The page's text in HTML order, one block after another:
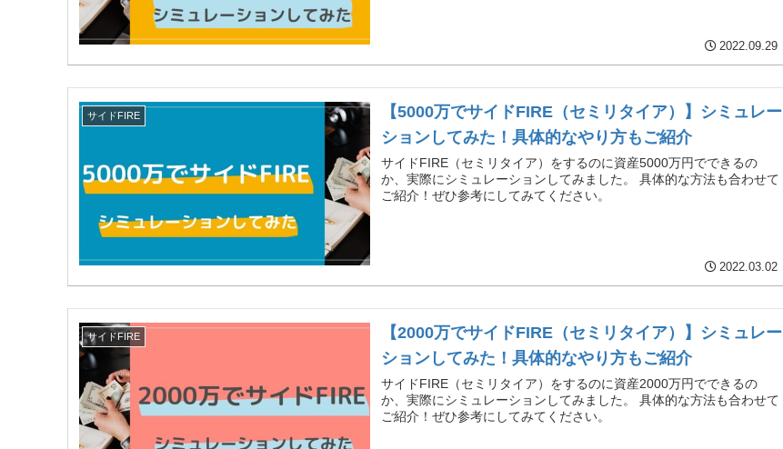
2022.09.29
サイドFIRE
【5000万でサイドFIRE（セミリタイア）】シミュレー
ションしてみた！具体的なやり方もご紹介
サイドFIRE（セミリタイア）をするのに資産5000万円でできるの
か、実際にシミュレーションしてみました。 具体的な方法も合わせて
ご紹介！ぜひ参考にしてみてください。
2022.03.02
サイドFIRE
【2000万でサイドFIRE（セミリタイア）】シミュレー
ションしてみた！具体的なやり方もご紹介
サイドFIRE（セミリタイア）をするのに資産2000万円でできるの
か、実際にシミュレーションしてみました。 具体的な方法も合わせて
ご紹介！ぜひ参考にしてみてください。